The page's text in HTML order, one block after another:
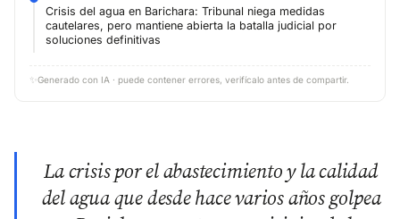
Crisis del agua en Barichara: Tribunal niega medidas
cautelares, pero mantiene abierta la batalla judicial por
soluciones definitivas
✨ Generado con IA · puede contener errores, verifícalo antes de compartir.
La crisis por el abastecimiento y la calidad
del agua que desde hace varios años golpea